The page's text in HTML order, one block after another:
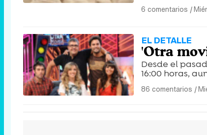
6 comentarios |
EL DETALLE
'Otra
Desde el
16:00 horas,
86 comentarios |